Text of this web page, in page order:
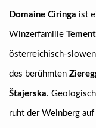
Domaine Ciringa ist
Winzerfamilie Tement
österreichisch-
des berühmten
Štajerska.
ruht der Weinberg